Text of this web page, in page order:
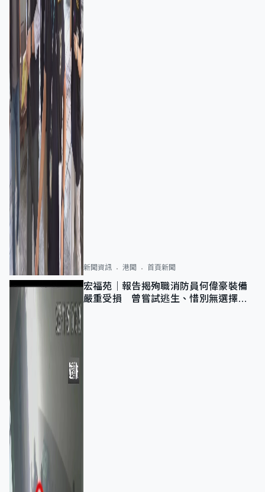
新聞資訊 港聞 首頁新聞
宏福苑｜報告揭殉職消防員何偉豪裝備
嚴重受損 曾嘗試逃生、惜別無選擇下